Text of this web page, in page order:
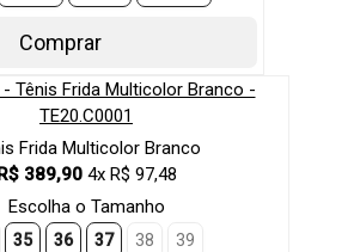
Comprar
Frida Multicolor Branco
389,90 4x R$ 97,48
Escolha o Tamanho
35 36 37 38 39